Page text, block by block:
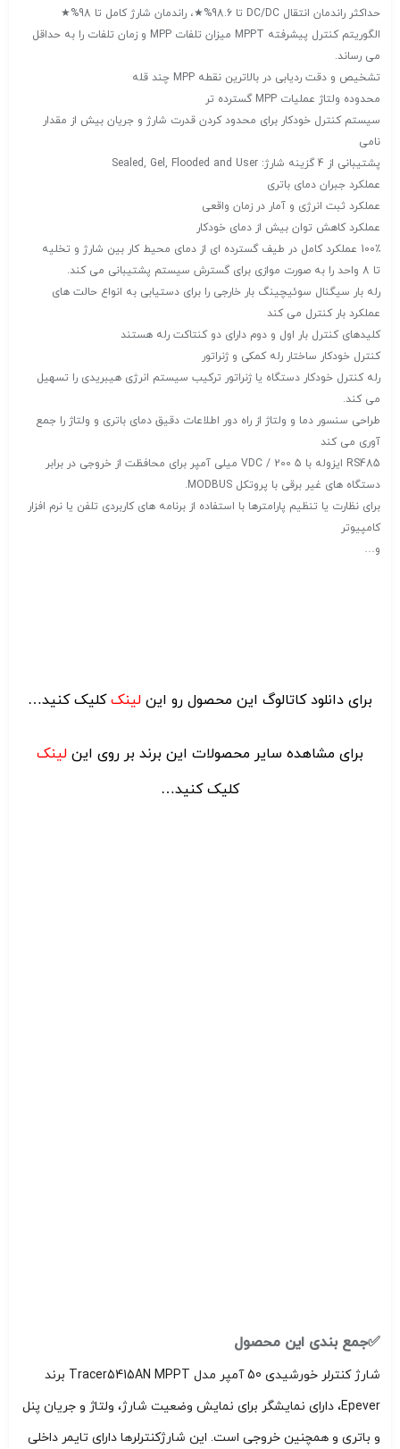
حداکثر راندمان انتقال DC/DC تا 98.6%★، راندمان شارژ کامل تا 98%★
الگوریتم کنترل پیشرفته MPPT میزان تلفات MPP و زمان تلفات را به حداقل
می رساند.
تشخیص و دقت ردیابی در بالاترین نقطه MPP چند قله
محدوده ولتاژ عملیات MPP گسترده تر
سیستم کنترل خودکار برای محدود کردن قدرت شارژ و جریان بیش از مقدار
نامی
پشتیبانی از 4 گزینه شارژ: Sealed, Gel, Flooded and User
عملکرد جبران دمای باتری
عملکرد ثبت انرژی و آمار در زمان واقعی
عملکرد کاهش توان بیش از دمای خودکار
100٪ عملکرد کامل در طیف گسترده ای از دمای محیط کار بین شارژ و تخلیه
تا 8 واحد را به صورت موازی برای گسترش سیستم پشتیبانی می کند.
رله بار سیگنال سوئیچینگ بار خارجی را برای دستیابی به انواع حالت های
عملکرد بار کنترل می کند
کلیدهای کنترل بار اول و دوم دارای دو کنتاکت رله هستند
کنترل خودکار ساختار رله کمکی و ژنراتور
رله کنترل خودکار دستگاه یا ژنراتور ترکیب سیستم انرژی هیبریدی را تسهیل
می کند.
طراحی سنسور دما و ولتاژ از راه دور اطلاعات دقیق دمای باتری و ولتاژ را جمع
آوری می کند
RS485 ایزوله با 5 VDC / 200 میلی آمپر برای محافظت از خروجی در برابر
دستگاه های غیر برقی با پروتکل MODBUS.
برای نظارت یا تنظیم پارامترها با استفاده از برنامه های کاربردی تلفن یا نرم افزار
کامپیوتر
و…
برای دانلود کاتالوگ این محصول رو این لینککلیک کنید…
برای مشاهده سایر محصولات این برند بر روی این لینک
کلیک کنید…
✅جمع بندی این محصول
شارژ کنترلر خورشیدی 50 آمپر مدل Tracer5415AN MPPT برند
Epever، دارای نمایشگر برای نمایش وضعیت شارژ، ولتاژ و جریان پنل
و باتری و همچنین خروجی است. این شارژکنترلرها دارای تایمر داخلی